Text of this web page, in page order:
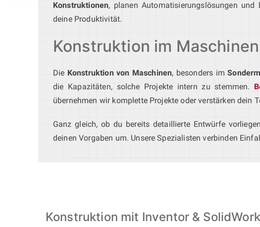
Konstruktionen, planen Automatisierungslösungen und
deine Produktivität.
Konstruktion im
Die Konstruktion von Maschinen, besonders im
die Kapazitäten, solche Projekte intern zu stemmen.
übernehmen wir komplette Projekte oder verstärken dein
Ganz gleich, ob du bereits detaillierte Entwürfe
deinen Vorgaben um. Unsere Spezialisten verbinden
Konstruktion mit Inventor &